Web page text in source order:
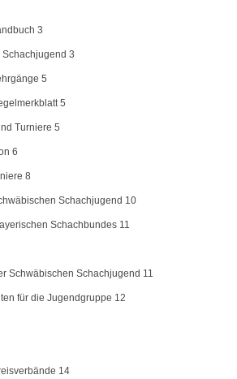
3
3
5
5
Turniere 5
6
8
Schachjugend 10
Schachbundes 11
Schwäbischen Schachjugend 11
für die Jugendgruppe 12
14